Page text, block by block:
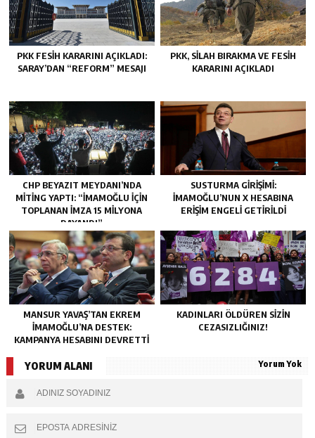
PKK FESIH KARARINI AÇIKLADI:
SARAY’DAN “REFORM” MESAJI
PKK, SILAH BIRAKMA VE FESIH
KARARINI AÇIKLADI
CHP BEYAZIT MEYDANI’NDA
MITING YAPTI: “İMAMOĞLU IÇIN
TOPLANAN IMZA 15 MILYONA
DAYANDI”
SUSTURMA GIRIŞIMI:
İMAMOĞLU’NUN X HESABINA
ERIŞIM ENGELI GETIRILDI
MANSUR YAVAŞ’TAN EKREM
İMAMOĞLU’NA DESTEK:
KAMPANYA HESABINI DEVRETTI
KADINLARI ÖLDÜREN SIZIN
CEZASIZLIĞINIZ!
YORUM ALANI Yorum Yok